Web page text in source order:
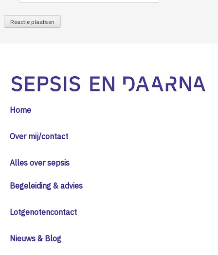
Home
Over mij/contact
Alles over sepsis
Begeleiding & advies
Lotgenotencontact
Nieuws & Blog